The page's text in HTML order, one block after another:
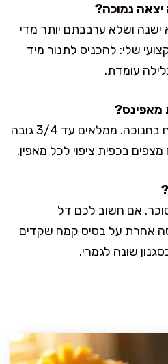
ושלא ערבבתם יותר מדי
שלי: להכניס לתנור מיד
עומדת.
כן, וזה פתרון מושלם לאירוח בחנוכה. ממלאים עד 3/4 גובה
אם חשוב לכם דל
אחרת על בסיס קמח שקדים
שונה לגמרי.